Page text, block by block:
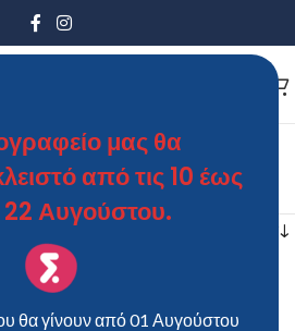
μας θα
από τις 10 έως
22 Αυγούστου.
θα γίνουν από 01 Αυγούστου
Βάπτισης SDB29”